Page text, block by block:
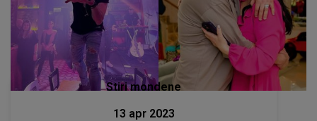
Stiri mondene
13 apr 2023